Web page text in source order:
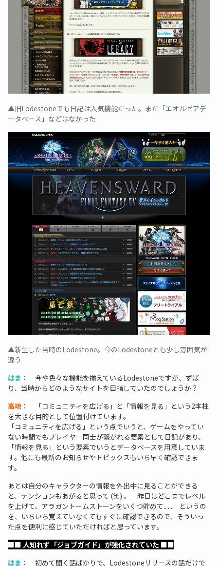
▲旧Lodestoneでも日記は人気機能だった。まだ「エオルゼアデ
ータベース」などはなかった
▲新生した当時のLodestone。今のLodestoneとも少し雰囲気が
違う
はま ： 今や色々な機能を揃えているLodestoneですが、ずば
り、当時からどのようなサイトを目指していたのでしょうか？
高地 ： 「コミュニティを広げる」と「情報を見る」という2本柱
を大きな目的として位置付けています。
「コミュニティを広げる」という点でいうと、ゲームをやってい
ない時間でもプレイヤー同士が繋がれる要素として日記があり、
「情報を見る」という要素でいうとデータベースを用意していま
す。他にも最新のお知らせやトピックスもいち早く確認できま
す。
あとは自分のキャラクターの情報を外出中に見ることができる
と、テンションもあがると思って (笑) 。 昨日はどこまでレベル
を上げて、アラガントームストーンをいくつ貯めて...... というの
を、いちいち覚えていなくてもすぐに確認できるので、そういっ
た点を便利に感じていただければと思っています。
■■ 人知れず「ジョブガイド」が強化されていた ■■
はま ： 初めて聞く話ばかりで、Lodestoneリリースの話だけで